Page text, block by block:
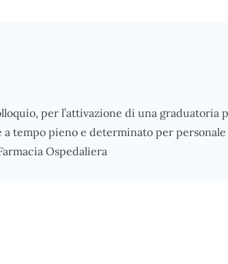
per l’attivazione di una graduatoria
tempo pieno e determinato per personale
Ospedaliera